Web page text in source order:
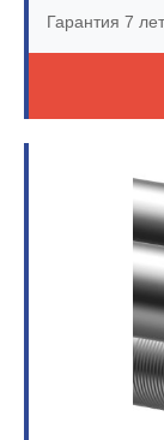
Гарантия 7 лет